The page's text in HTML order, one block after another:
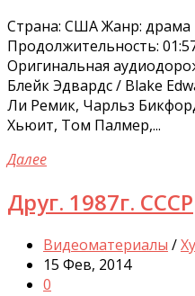
Страна: США Жанр: драма
Продолжительность:
Оригинальная
Блейк Эдвардс / Blake
Ли Ремик, Чарльз
Хьюит, Том Палмер,...
Далее
Друг. 1987г. СССР
Видеоматериалы /
15 Фев, 2014
0